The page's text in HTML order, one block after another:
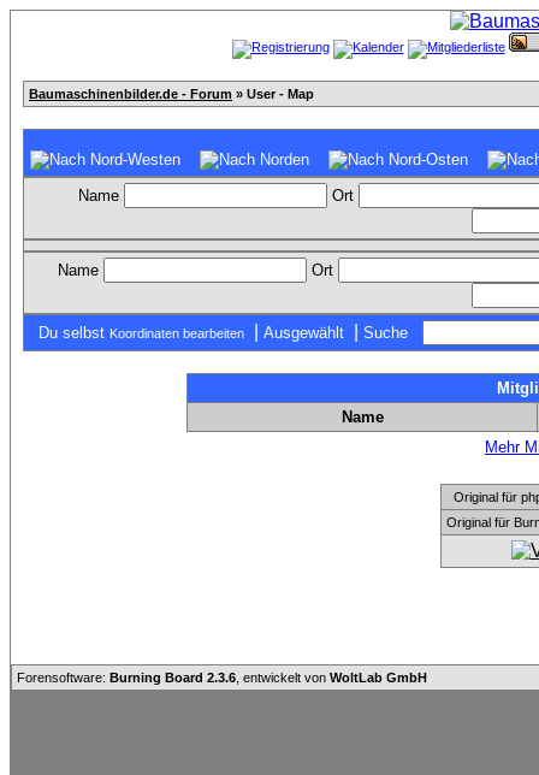
Baumaschinenbilder.de - Forum » User - Map
Name Ort
Name Ort
Du selbst Koordinaten bearbeiten Ausgewählt Suche
Name
Mehr
Original für
Original für
Forensoftware: Burning Board 2.3.6 , entwickelt von WoltLab GmbH